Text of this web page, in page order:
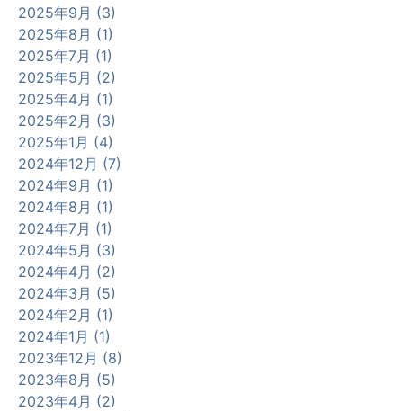
2025年9月 (3)
2025年8月 (1)
2025年7月 (1)
2025年5月 (2)
2025年4月 (1)
2025年2月 (3)
2025年1月 (4)
2024年12月 (7)
2024年9月 (1)
2024年8月 (1)
2024年7月 (1)
2024年5月 (3)
2024年4月 (2)
2024年3月 (5)
2024年2月 (1)
2024年1月 (1)
2023年12月 (8)
2023年8月 (5)
2023年4月 (2)